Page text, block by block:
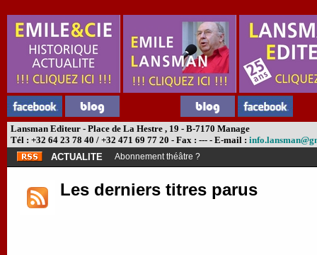
Lansman Editeur - Place de La Hestre , 19 - B-7170 Manage
Tél : +32 64 23 78 40 / +32 471 69 77 20 - Fax : --- - E-mail :
ACTUALITE
Abonnement théâtre ?
Les derniers titres parus